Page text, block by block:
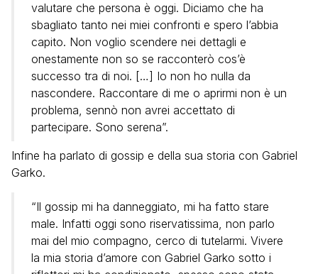
valutare che persona è oggi. Diciamo che ha
sbagliato tanto nei miei confronti e spero l’abbia
capito. Non voglio scendere nei dettagli e
onestamente non so se racconterò cos’è
successo tra di noi. […] Io non ho nulla da
nascondere. Raccontare di me o aprirmi non è un
problema, sennò non avrei accettato di
partecipare. Sono serena”.
Infine ha parlato di gossip e della sua storia con Gabriel
Garko.
“Il gossip mi ha danneggiato, mi ha fatto stare
male. Infatti oggi sono riservatissima, non parlo
mai del mio compagno, cerco di tutelarmi. Vivere
la mia storia d’amore con Gabriel Garko sotto i